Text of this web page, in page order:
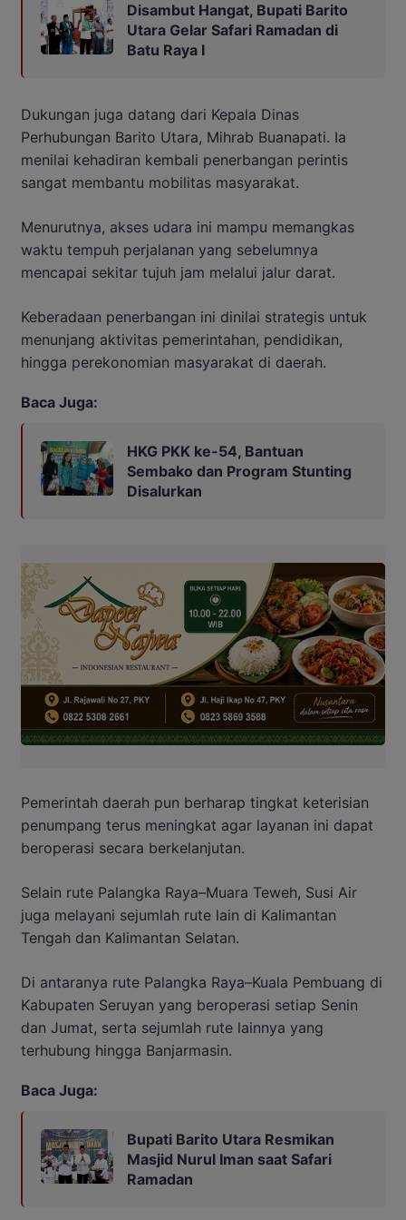
Disambut Hangat, Bupati Barito
Utara Gelar Safari Ramadan di
Batu Raya I
Dukungan juga datang dari Kepala Dinas
Perhubungan Barito Utara, Mihrab Buanapati. Ia
menilai kehadiran kembali penerbangan perintis
sangat membantu mobilitas masyarakat.
Menurutnya, akses udara ini mampu memangkas
waktu tempuh perjalanan yang sebelumnya
mencapai sekitar tujuh jam melalui jalur darat.
Keberadaan penerbangan ini dinilai strategis untuk
menunjang aktivitas pemerintahan, pendidikan,
hingga perekonomian masyarakat di daerah.
Baca Juga:
HKG PKK ke-54, Bantuan
Sembako dan Program Stunting
Disalurkan
Pemerintah daerah pun berharap tingkat keterisian
penumpang terus meningkat agar layanan ini dapat
beroperasi secara berkelanjutan.
Selain rute Palangka Raya–Muara Teweh, Susi Air
juga melayani sejumlah rute lain di Kalimantan
Tengah dan Kalimantan Selatan.
Di antaranya rute Palangka Raya–Kuala Pembuang di
Kabupaten Seruyan yang beroperasi setiap Senin
dan Jumat, serta sejumlah rute lainnya yang
terhubung hingga Banjarmasin.
Baca Juga:
Bupati Barito Utara Resmikan
Masjid Nurul Iman saat Safari
Ramadan